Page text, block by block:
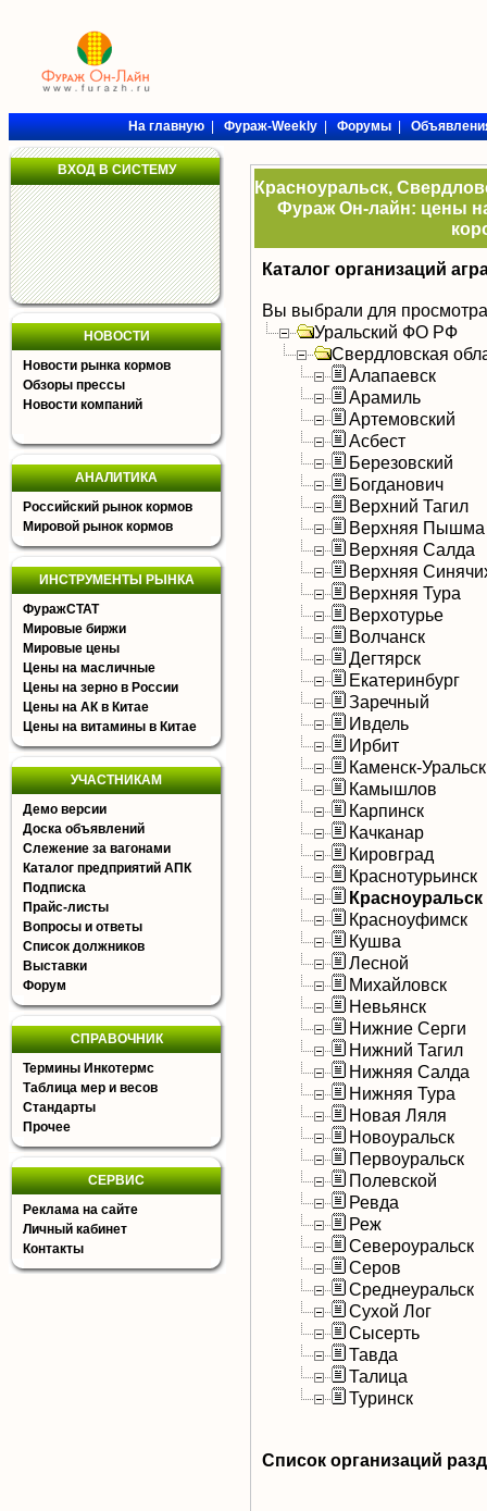
На главную|Фураж-Weekly|Форумы|
ВХОД В СИСТЕМУ
НОВОСТИ
Новости рынка кормов
Обзоры прессы
Новости компаний
АНАЛИТИКА
Российский рынок кормов
Мировой рынок кормов
ИНСТРУМЕНТЫ РЫНКА
ФуражСТАТ
Мировые биржи
Мировые цены
Цены на масличные
Цены на зерно в России
Цены на АК в Китае
Цены на витамины в Китае
УЧАСТНИКАМ
Демо версии
Доска объявлений
Слежение за вагонами
Каталог предприятий АПК
Подписка
Прайс-листы
Вопросы и ответы
Список должников
Выставки
Форум
СПРАВОЧНИК
Термины Инкотермс
Таблица мер и весов
Стандарты
Прочее
СЕРВИС
Реклама на сайте
Личный кабинет
Контакты
Красноуральск,
Фураж Он-лайн: цены
Каталог организаций
Вы выбрали для
Уральский ФО РФ
Свердловская
Алапаевск
Арамиль
Артемовский
Асбест
Березовский
Богданович
Верхний Тагил
Верхняя Пышма
Верхняя Салда
Верхняя
Верхняя Тура
Верхотурье
Волчанск
Дегтярск
Екатеринбург
Заречный
Ивдель
Ирбит
Каменск-
Камышлов
Карпинск
Качканар
Кировград
Краснотурьинск
Красноуральск
Красноуфимск
Кушва
Лесной
Михайловск
Невьянск
Нижние Серги
Нижний Тагил
Нижняя Салда
Нижняя Тура
Новая Ляля
Новоуральск
Первоуральск
Полевской
Ревда
Реж
Североуральск
Серов
Среднеуральск
Сухой Лог
Сысерть
Тавда
Талица
Туринск
Список организаций